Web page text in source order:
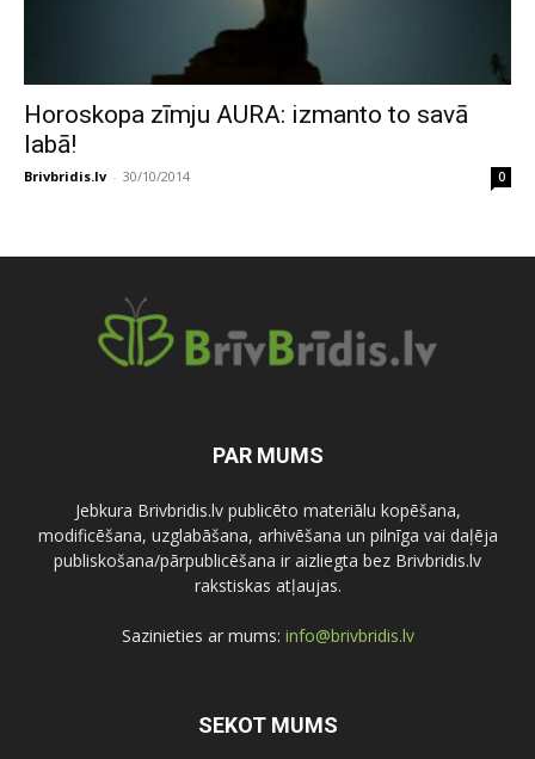
Horoskopa zīmju AURA: izmanto to savā
labā!
Brivbridis.lv - 30/10/2014 0
PAR MUMS
Jebkura Brivbridis.lv publicēto materiālu kopēšana,
modificēšana, uzglabāšana, arhivēšana un pilnīga vai daļēja
publiskošana/pārpublicēšana ir aizliegta bez Brivbridis.lv
rakstiskas atļaujas.
Sazinieties ar mums: info@brivbridis.lv
SEKOT MUMS